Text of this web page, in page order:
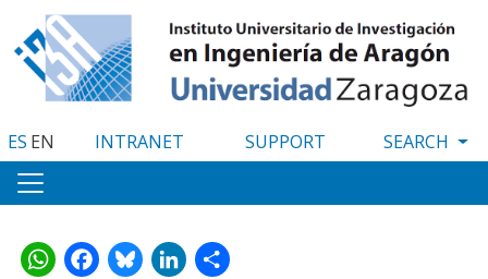
to
main
content
ES EN INTRANET SUPPORT